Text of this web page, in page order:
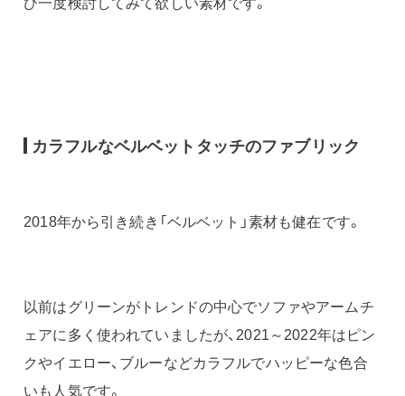
カラフルなベルベットタッチのファブリック
2018年から引き続き「ベルベット」素材も健在です。
以前はグリーンがトレンドの中心でソファやアームチ
ェアに多く使われていましたが、2021～2022年はピン
クやイエロー、ブルーなどカラフルでハッピーな色合
いも人気です。